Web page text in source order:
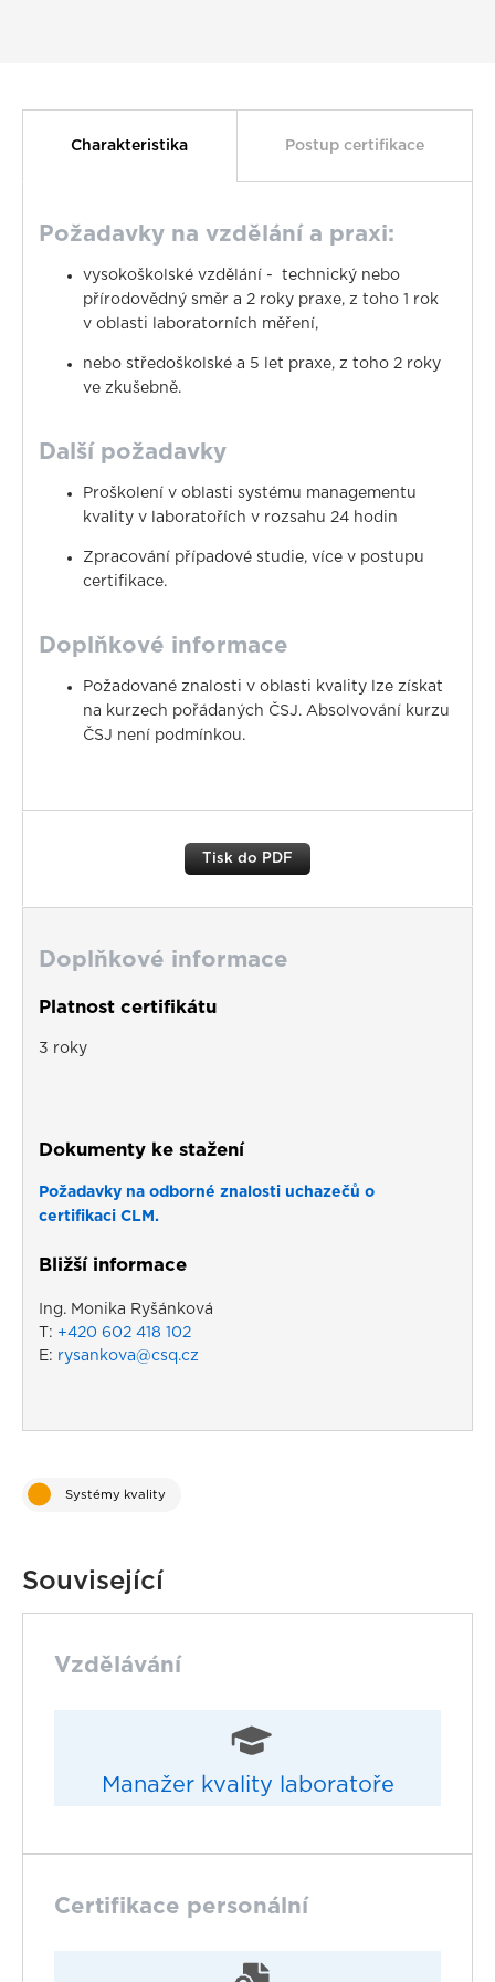
Charakteristika Postup certifikace
Požadavky na vzdělání a praxi:
vysokoškolské vzdělání - technický nebo
přírodovědný směr a 2 roky praxe, z toho 1 rok
v oblasti laboratorních měření,
nebo středoškolské a 5 let praxe, z toho 2 roky
ve zkušebně.
Další požadavky
Proškolení v oblasti systému managementu
kvality v laboratořích v rozsahu 24 hodin
Zpracování případové studie, více v postupu
certifikace.
Doplňkové informace
Požadované znalosti v oblasti kvality lze získat
na kurzech pořádaných ČSJ. Absolvování kurzu
ČSJ není podmínkou.
Tisk do PDF
Doplňkové informace
Platnost certifikátu
3 roky
Dokumenty ke stažení
Požadavky na odborné znalosti uchazečů o
certifikaci CLM.
Bližší informace
Ing. Monika Ryšánková
T: +420 602 418 102
E: rysankova@csq.cz
Systémy kvality
Související
Vzdělávání
Manažer kvality laboratoře
Certifikace personální